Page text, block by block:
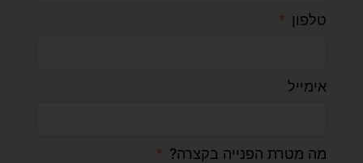
טלפון
אימייל
מה מטרת הפנייה בקצרה?